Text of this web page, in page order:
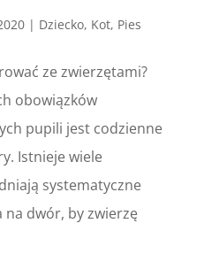
| Dziecko, Kot, Pies
ze zwierzętami?
obowiązków
pupili jest codzienne
Istnieje wiele
systematyczne
na dwór, by zwierzę